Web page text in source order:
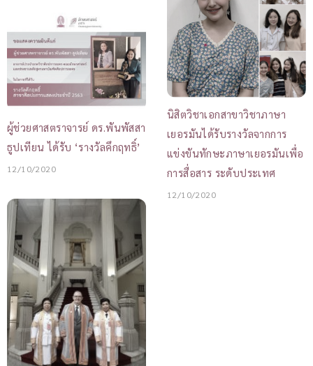
ผู้ช่วยศาสตราจารย์ ดร.พันพัสสา
ธูปเทียน ได้รับ ‘รางวัลคึกฤทธิ์’
12/10/2020
นิสิตวิชาเอกสาขาวิชาภาษา
เยอรมันได้รับรางวัลจากการ
แข่งขันทักษะภาษาเยอรมันเพื่อ
การสื่อสาร ระดับประเทศ
12/10/2020